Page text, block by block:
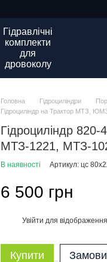
Гідравлічні
комплекти
для
дровоколу
Головна Гідроциліндри
Гідроциліндр на Трактор МТЗ,
Гідроциліндр 820-
МТЗ-1221, МТЗ-
В наявності Артикул: цс
6 500 грн
Увійти для
Купити